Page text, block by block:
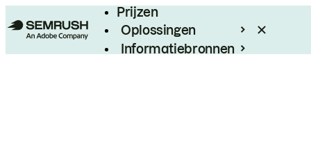
Prijzen
Oplossingen
Informatiebronnen